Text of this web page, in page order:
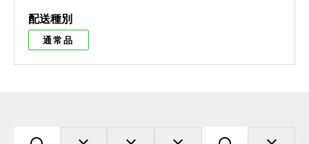
配送種別
通常品